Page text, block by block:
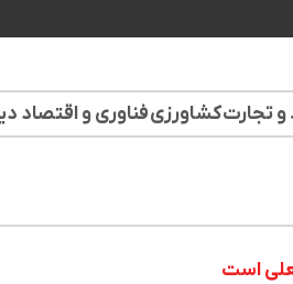
و تجارتکشاورزیفناوری و اقتصاد
است